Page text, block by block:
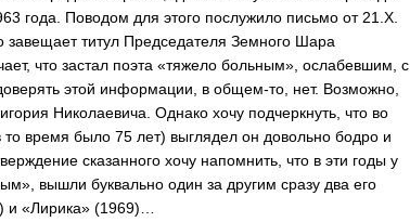
года. Поводом для этого послужило письмо от 21.X.
завещает титул Председателя Земного Шара
что застал поэта «тяжело больным», ослабевшим, с
этой информации, в общем-то, нет. Возможно,
Николаевича. Однако хочу подчеркнуть, что во
время было 75 лет) выглядел он довольно бодро и
сказанного хочу напомнить, что в эти годы у
вышли буквально один за другим сразу два его
и «Лирика» (1969)…